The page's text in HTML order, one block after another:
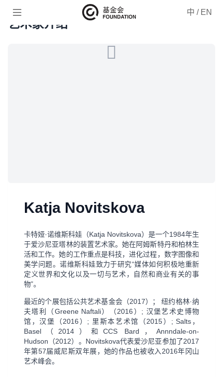
 中 / EN
艺术家介绍
Katja Novitskova
卡特娅·诺维斯科娃（Katja Novitskova）是一个1984年生
于爱沙尼亚塔林的装置艺术家。她在阿姆斯特丹和柏林生
活和工作。她的工作重点是科技，进化过程，数字图像和
美学问题。诺维斯科娃致力于研究“媒体如何积极地重新
定义世界和文化以及一切与艺术，自然和商业有关的事
物”。
最近的个展包括公共艺术基金会（2017）； 纽约格林·纳
夫塔利（Greene Naftali）（2016）; 汉堡艺术史博物
馆，汉堡（2016）; 里斯本艺术馆（2015）; Salts，
Basel（2014）和CCS Bard，Annndale-on-
Hudson（2012）。Novitskova代表爱沙尼亚参加了2017
年第57届威尼斯双年展，她的作品也被收入2016年冈山
艺术峰会。